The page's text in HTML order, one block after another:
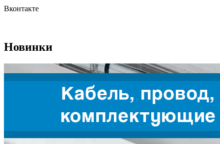
Вконтакте
Новинки